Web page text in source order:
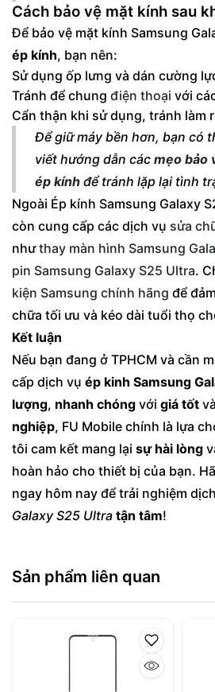
Cách bảo vệ mặt kính sau
Để bảo vệ mặt kính Samsung
ép kính, bạn nên:
Sử dụng ốp lưng và dán cường
Tránh để chung điện thoại với
Cẩn thận khi sử dụng, tránh làm
Để giữ máy bền hơn, bạn có
viết hướng dẫn các mẹo bảo
ép kính để tránh lặp lại tình
Ngoài Ép kính Samsung Galaxy
còn cung cấp các dịch vụ sửa
nhưthay màn hình Samsung
pin Samsung Galaxy S25 Ultra.
kiện Samsung chính hãng để
chữa tối ưu và kéo dài tuổi thọ
Kết luận
Nếu bạn đang ở TPHCM và cần
cấp dịch vụ ép kinh Samsung
lượng, nhanh chóng với giá tốt
nghiệp, FU Mobile chính là lựa
tôi cam kết mang lại sự hài lòng
hoàn hảo cho thiết bị của bạn.
ngay hôm nay để trải nghiệm
Galaxy S25 Ultra tận tâm!
Sản phẩm liên quan